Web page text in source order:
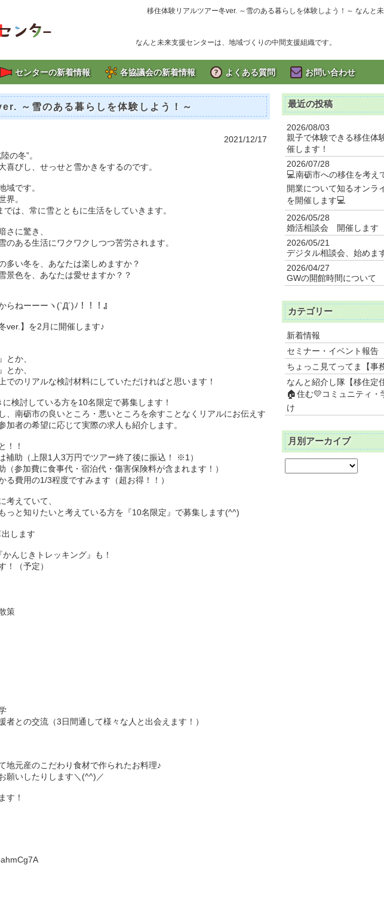
移住体験リアルツアー冬ver. ～雪のある暮らしを体験しよう！～ なんと
なんと未来支援センターは、地域づくりの中間支援組織です。
センターの新着情報 各協議会の新着情報 よくある質問 お問い合わせ
～雪のある暮らしを体験しよう！～
2021/12/17
の冬”。
喜びし、せっせと雪かきをするのです。
域です。
界。
は、常に雪とともに生活をしていきます。
さに驚き、
のある生活にワクワクしつつ苦労されます。
多い冬を、あなたは楽しめますか？
景色を、あなたは愛せますか？？
らねーーーヽ(`Д´)ﾉ！！！』
ver.】を2月に開催します♪
とか、
とか、
でのリアルな検討材料にしていただければと思います！
検討している方を10名限定で募集します！
、南砺市の良いところ・悪いところを余すことなくリアルにお伝えす
加者の希望に応じて実際の求人も紹介します。
！！
助（上限1人3万円でツアー終了後に振込！ ※1）
参加費に食事代・宿泊代・傷害保険料が含まれます！）
費用の1/3程度ですみます（超お得！！）
考えていて、
っと知りたいと考えている方を『10名限定』で募集します(^^)
します
んじきトレッキング』も！
！（予定）
策
者との交流（3日間通して様々な人と出会えます！）
地元産のこだわり食材で作られたお料理♪
願いしたりします＼(^^)／
す！
最近の投稿
2026/08/03
親子で体験できる移住体
催します！
2026/07/28
💻南砺市への移住を考え
開業について知るオンラ
を開催します💻
2026/05/28
婚活相談会 開催します
2026/05/21
デジタル相談会、始めま
2026/04/27
GWの開館時間について
カテゴリー
新着情報
セミナー・イベント報告
ちょっこ見てってま【事
なんと紹介し隊【移住定
🏠住む💛コミュニティ・
け
月別アーカイブ